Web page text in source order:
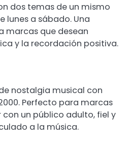
dos temas de un mismo
lunes a sábado. Una
marcas que desean
y la recordación positiva.
nostalgia musical con
Perfecto para marcas
un público adulto, fiel y
a la música.